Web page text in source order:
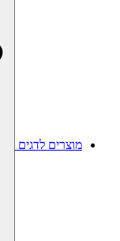
מוצרים לדגים